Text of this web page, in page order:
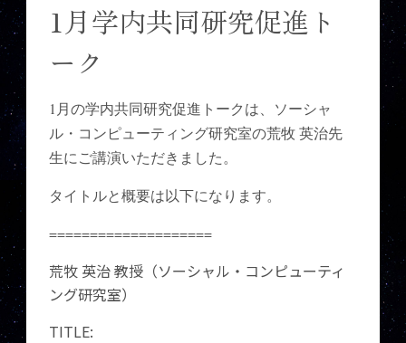
1月学内共同研究促進ト
ーク
1月の学内共同研究促進トークは、ソーシャ
ル・コンピューティング研究室の荒牧 英治先
生にご講演いただきました。
タイトルと概要は以下になります。
====================
荒牧 英治 教授（ソーシャル・コンピューティ
ング研究室）
TITLE: